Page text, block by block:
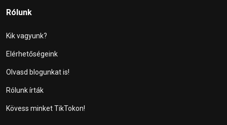
Rólunk
Kik vagyunk?
Elérhetőségeink
Olvasd blogunkat is!
Rólunk írták
Kövess minket TikTokon!